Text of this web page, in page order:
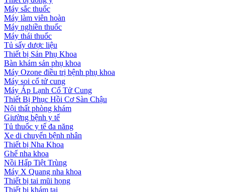
Máy sắc thuốc
Máy làm viên hoàn
Máy nghiền thuốc
Máy thái thuốc
Tủ sấy dược liệu
Thiết bị Sản Phụ Khoa
Bàn khám sản phụ khoa
Máy Ozone điều trị bệnh phụ khoa
Máy soi cổ tử cung
Máy Áp Lạnh Cổ Tử Cung
Thiết Bị Phục Hồi Cơ Sàn Chậu
Nội thất phòng khám
Giường bệnh y tế
Tủ thuốc y tế đa năng
Xe di chuyển bệnh nhân
Thiết bị Nha Khoa
Ghế nha khoa
Nồi Hấp Tiệt Trùng
Máy X Quang nha khoa
Thiết bị tai mũi họng
Thiết bị khám tai